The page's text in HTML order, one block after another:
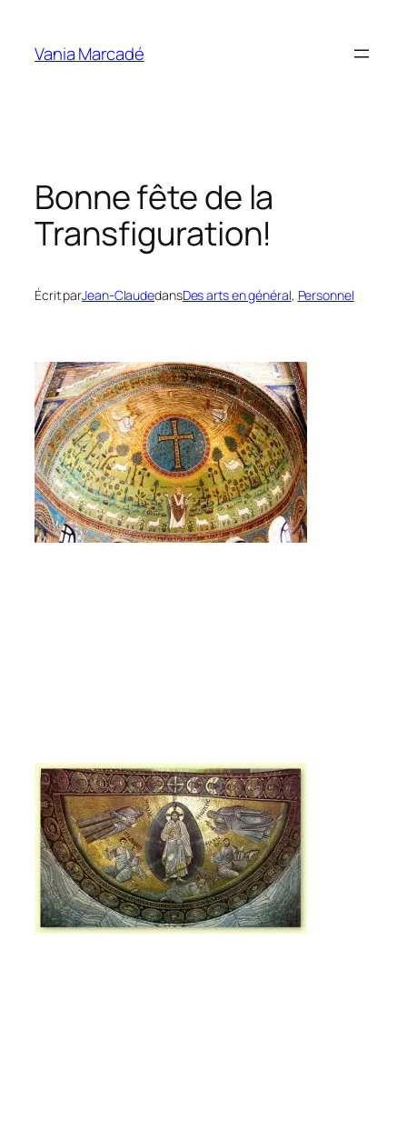
contenu
Vania Marcadé
Bonne fête de la
Transfiguration!
Écrit parJean-ClaudedansDes arts en général, Personnel